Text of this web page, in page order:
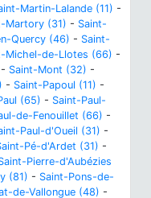
Martin-Lalande (11) -
Martory (31) - Saint-
Quercy (46) - Saint-
Michel-de-Llotes (66) -
- Saint-Mont (32) -
- Saint-Papoul (11) -
(65) - Saint-Paul-
de-Fenouillet (66) -
Paul-d'Oueil (31) -
Pé-d'Ardet (31) -
Pierre-d'Aubézies
(81) - Saint-Pons-de-
de-Vallongue (48) -